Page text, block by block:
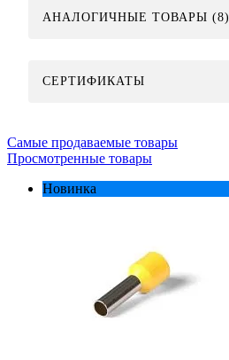
АНАЛОГИЧНЫЕ ТОВАРЫ (8)
СЕРТИФИКАТЫ
Самые продаваемые товары
Просмотренные товары
Новинка